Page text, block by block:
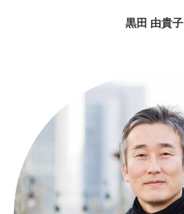
黒田 由貴子